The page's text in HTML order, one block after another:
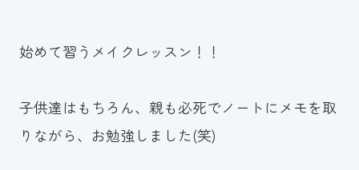
始めて習うメイクレッスン！！
子供達はもちろん、親も必死でノートにメモを取
りながら、お勉強しました(笑)